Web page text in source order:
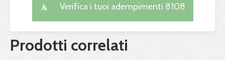
Verifica i tuoi adempimenti 8108
Prodotti correlati